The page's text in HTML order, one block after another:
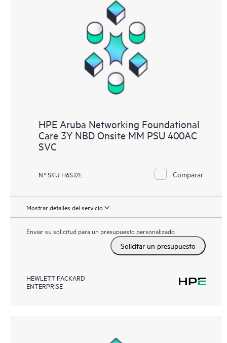
HPE Aruba Networking Foundational
Care 3Y NBD Onsite MM PSU 400AC
SVC
N.º SKU H6SJ2E Comparar
Mostrar detalles del servicio
Enviar su solicitud para un presupuesto personalizado
Solicitar un presupuesto
HEWLETT PACKARD
ENTERPRISE